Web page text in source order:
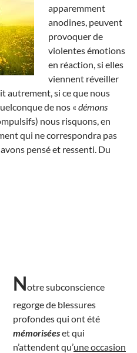
apparemment
anodines, peuvent
provoquer de
violentes émotions
en réaction, si elles
viennent réveiller
autrement, si ce que nous
de nos « démons
nous risquons, en
qui ne correspondra pas
pensé et ressenti. Du
Notre subconscience
regorge de blessures
profondes qui ont été
mémoriséeset qui
n’attendent qu’une occasion